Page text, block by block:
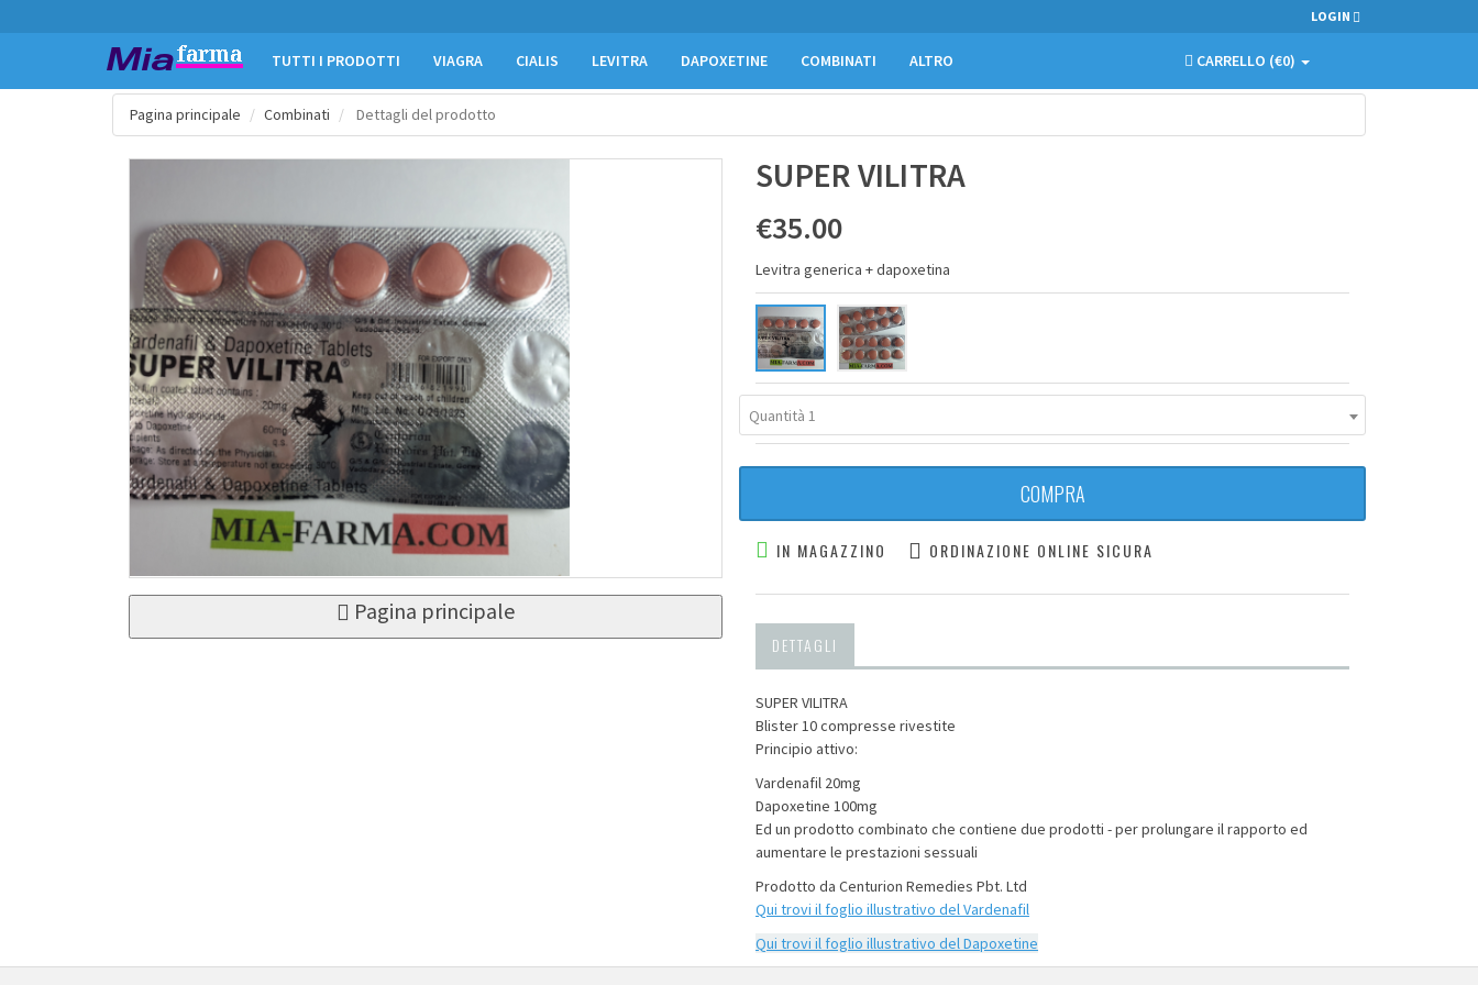
LOGIN
TUTTI I PRODOTTI VIAGRA CIALIS LEVITRA DAPOXETINE COMBINATI ALTRO CARRELLO (€0)
Pagina principale Combinati Dettagli del prodotto
Pagina principale
SUPER VILITRA
€35.00
Levitra generica + dapoxetina
Quantità 1
COMPRA
IN MAGAZZINO ORDINAZIONE ONLINE SICURA
DETTAGLI
SUPER VILITRA
Blister 10 compresse rivestite
Principio attivo:
Vardenafil 20mg
Dapoxetine 100mg
Ed un prodotto combinato che contiene due prodotti - per prolungare il rapporto ed
aumentare le prestazioni sessuali
Prodotto da Centurion Remedies Pbt. Ltd
Qui trovi il foglio illustrativo delVardenafil
Qui trovi il foglio illustrativo delDapoxetine